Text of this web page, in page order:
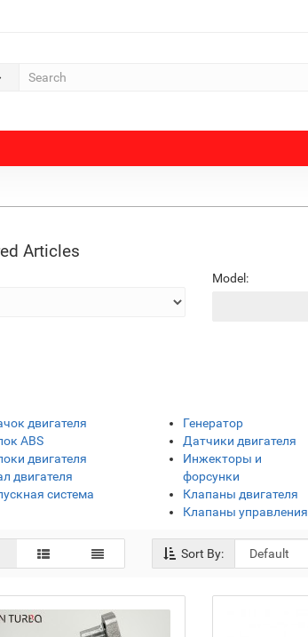
Articles
Model:
двигателя
ABS
двигателя
двигателя
система
Генератор
Датчики двигателя
Инжекторы и
форсунки
Клапаны двигателя
Клапаны управления
Sort By: